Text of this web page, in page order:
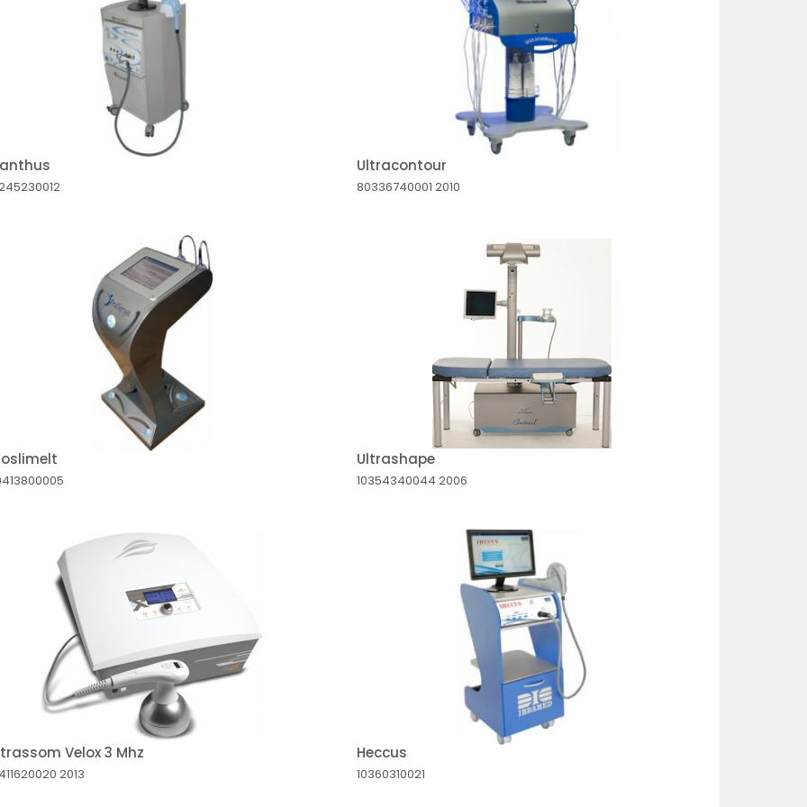
Ultracontour
80336740001 2010
Ultrashape
10354340044 2006
Velox 3 Mhz
2013
Heccus
10360310021